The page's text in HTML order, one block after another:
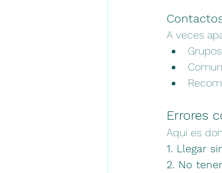
A veces
Errores
Aquí es
1. Llegar
2. No